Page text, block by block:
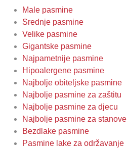
Male pasmine
Srednje pasmine
Velike pasmine
Gigantske pasmine
Najpametnije pasmine
Hipoalergene pasmine
Najbolje obiteljske pasmine
Najbolje pasmine za zaštitu
Najbolje pasmine za djecu
Najbolje pasmine za stanove
Bezdlake pasmine
Pasmine lake za održavanje